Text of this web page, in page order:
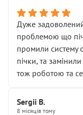
Дуже
проблемою що
промили систему
пічки, та
тож роботою та
Sergii B.
8 місяців тому